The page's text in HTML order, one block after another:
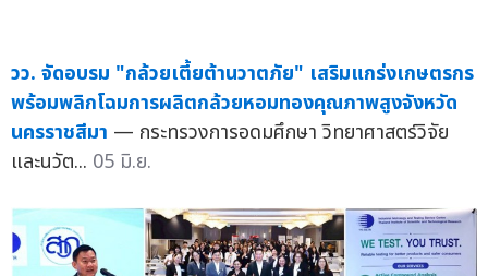
วว. จัดอบรม "กล้วยเตี้ยต้านวาตภัย" เสริมแกร่งเกษตรกร
พร้อมพลิกโฉมการผลิตกล้วยหอมทองคุณภาพสูงจังหวัด
นครราชสีมา — กระทรวงการอดมศึกษา วิทยาศาสตร์วิจัย
และนวัต... 05 มิ.ย.